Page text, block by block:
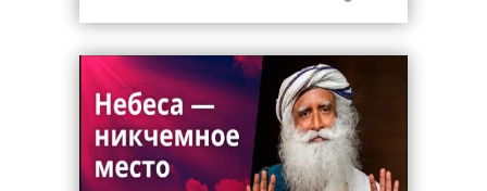
эффективным способом вовысить свою
энергию до пика, что сделает жизнь
насыщенной и экстатичной.